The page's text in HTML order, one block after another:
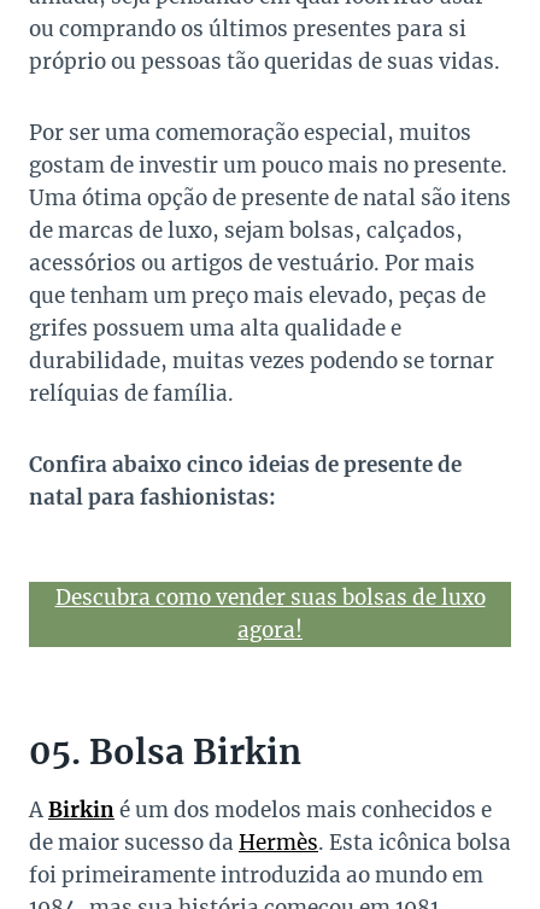
ou comprando os últimos presentes para si
próprio ou pessoas tão queridas de suas vidas.
Por ser uma comemoração especial, muitos
gostam de investir um pouco mais no presente.
Uma ótima opção de presente de natal são itens
de marcas de luxo, sejam bolsas, calçados,
acessórios ou artigos de vestuário. Por mais
que tenham um preço mais elevado, peças de
grifes possuem uma alta qualidade e
durabilidade, muitas vezes podendo se tornar
relíquias de família.
Confira abaixo cinco ideias de presente de
natal para fashionistas:
Descubra como vender suas bolsas de luxo
agora!
05. Bolsa Birkin
ABirkiné um dos modelos mais conhecidos e
de maior sucesso da Hermès. Esta icônica bolsa
foi primeiramente introduzida ao mundo em